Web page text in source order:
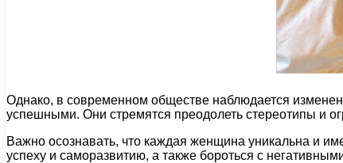
Однако, в современном обществе наблюдается
успешными. Они стремятся преодолеть стереотипы и
Важно осознавать, что каждая женщина уникальна и
успеху и саморазвитию, а также бороться с